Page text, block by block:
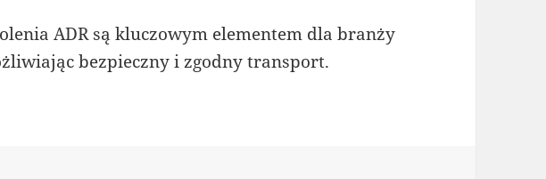
ADR są kluczowym elementem dla branży
bezpieczny i zgodny transport.